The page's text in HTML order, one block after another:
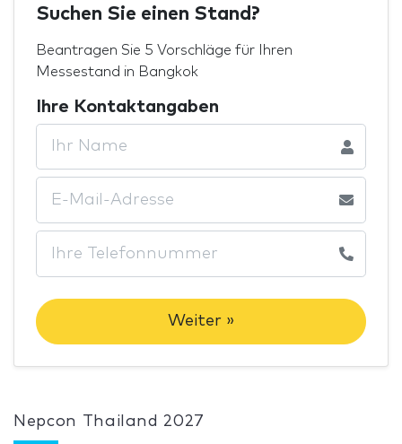
Suchen Sie einen Stand?
Beantragen Sie 5 Vorschläge für Ihren
Messestand in Bangkok
Ihre Kontaktangaben
Weiter »
Nepcon Thailand 2027